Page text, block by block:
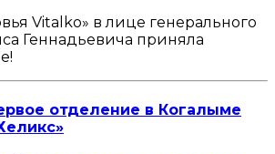
Vitalko» в лице генерального
Геннадьевича приняла
отделение в Когалыме